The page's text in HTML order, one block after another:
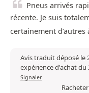
Pneus arrivés
récente. Je suis
certainement d’autres
Avis traduit déposé le
expérience d'achat du
Signaler